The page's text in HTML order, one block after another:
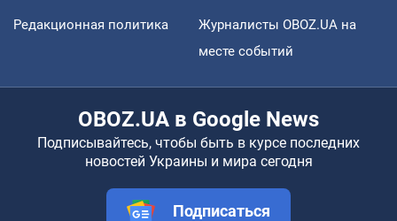
Редакционная политика
Журналисты OBOZ.UA на
месте событий
OBOZ.UA в Google News
Подписывайтесь, чтобы быть в курсе последних
новостей Украины и мира сегодня
Подписаться